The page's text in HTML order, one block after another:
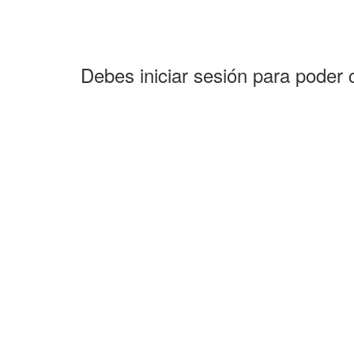
Debes iniciar sesión para poder